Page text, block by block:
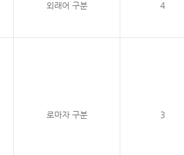
외래어 구분 4
로마자 구분 3